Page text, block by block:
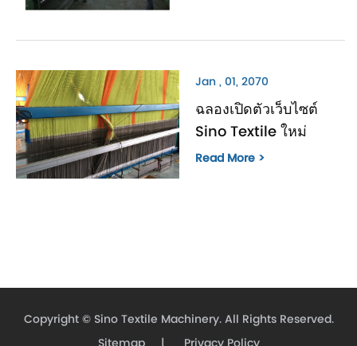
Jan , 01, 2070
ฉลองเปิดตัวเว็บไซต์
Sino Textile ใหม่
Read More >
Copyright © Sino Textile Machinery.All Rights Reserved.